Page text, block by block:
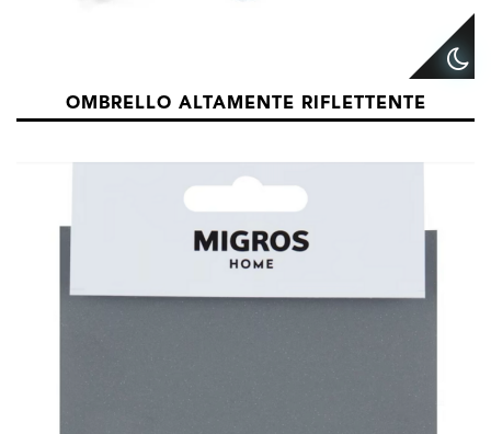
OMBRELLO ALTAMENTE RIFLETTENTE